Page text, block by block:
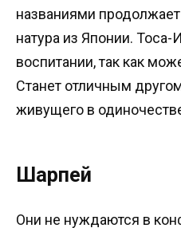
названиями
натура из Японии.
воспитании, так как
Станет отличным
живущего в
Шарпей
Они не нуждаются в